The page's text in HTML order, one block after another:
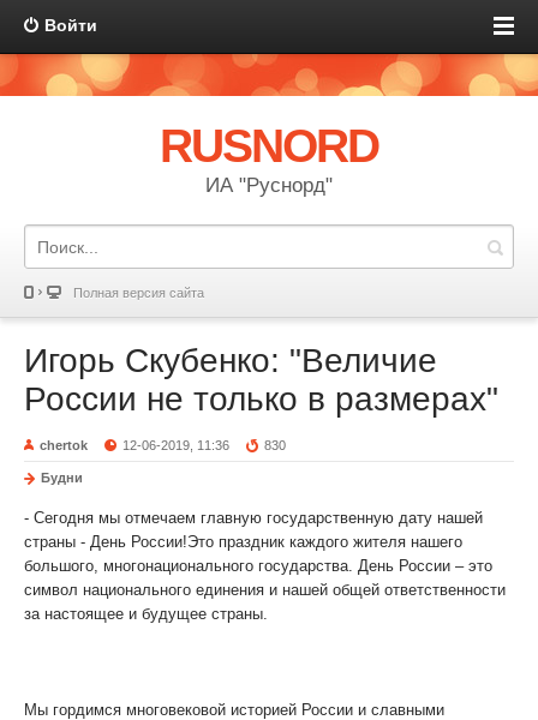
Войти
RUSNORD
ИА "Руснорд"
Полная версия сайта
Игорь Скубенко: "Величие
России не только в размерах"
chertok 12-06-2019, 11:36 830
Будни
- Сегодня мы отмечаем главную государственную дату нашей
страны - День России!Это праздник каждого жителя нашего
большого, многонационального государства. День России – это
символ национального единения и нашей общей ответственности
за настоящее и будущее страны.
Мы гордимся многовековой историей России и славными